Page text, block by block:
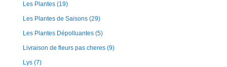
Les Plantes (19)
Les Plantes de Saisons (29)
Les Plantes Dépolluantes (5)
Livraison de fleurs pas cheres (9)
Lys (7)